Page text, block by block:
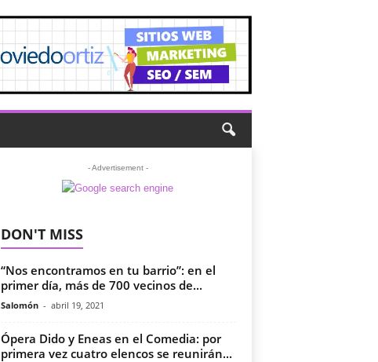
- Advertisement -
DON'T MISS
“Nos encontramos en tu barrio”: en el
primer día, más de 700 vecinos de...
Salomón - abril 19, 2021
Ópera Dido y Eneas en el Comedia: por
primera vez cuatro elencos se reunirán...